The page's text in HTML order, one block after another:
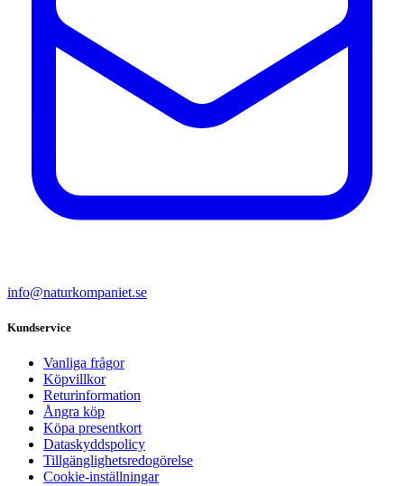
info@naturkompaniet.se
Kundservice
Vanliga frågor
Köpvillkor
Returinformation
Ångra köp
Köpa presentkort
Dataskyddspolicy
Tillgänglighetsredogörelse
Cookie-inställningar